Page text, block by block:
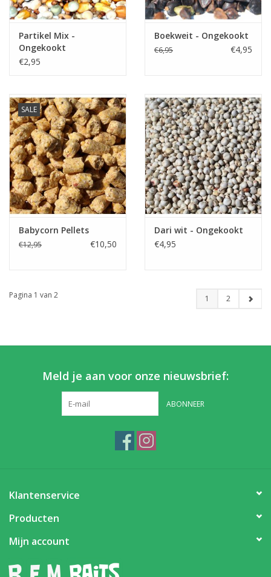
Partikel Mix -
Ongekookt
€2,95
Boekweit - Ongekookt
€6,95 €4,95
SALE
Babycorn Pellets
€12,95 €10,50
Dari wit - Ongekookt
€4,95
Pagina 1 van 2 1 2
Meld je aan voor onze nieuwsbrief:
ABONNEER
Klantenservice
Producten
Mijn account